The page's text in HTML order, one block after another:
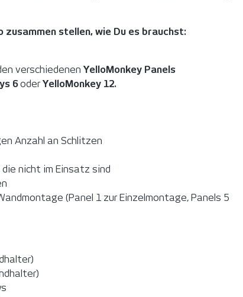
zusammen stellen, wie Du es brauchst:
verschiedenen YelloMonkey Panels
6oderYelloMonkey 12.
Anzahl an Schlitzen
nicht im Einsatz sind
(Panel 1 zur Einzelmontage, Panels 5